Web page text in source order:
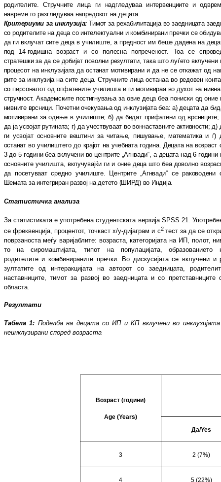
родителите. Стручните лица ги надгледуваа интервенциите и
навреме го разгледуваа напредокот на децата.
Критериуми за инклузија:Тимот за рехабилитација во заедницата
со родителите на деца со интелектуални и комбинирани пречки се
да ги вклучат сите деца в училиште, а предност им беше дадена на деца
под 14-годишна возраст и со полесна попреченост. Тоа се
стратешки за да се добијат поволни резултати, така што луѓето вклучени
процесот на инклузијата да останат мотивирани и да не се откажат од на
рите за инклузија на сите деца. Стручните лица останаа во редовен
со персоналот од опфатените училишта и ги мотивираа во духот на
стручност. Академските постигнувања за овие деца беа пониски од оние
нивните врсници. Почетни очекувања од инклузијата беа: а) децата да
мотивирани за одење в училиште; б) да бидат прифатени од врсниците;
да ја усвојат рутината; г) да учествуваат во воннаставните активности; д)
ги усвојат основните вештини за читање, пишување, математика и ѓ)
останат во училиштето до крајот на учебната година. Децата на возраст
3 до 5 години беа вклучени во центрите „Агнвади“, а децата над 6 години
основните училишта, вклучувајќи ги и оние деца што беа доволно
да посетуваат средно училиште. Центрите „Агнвади“ се раководени
Шемата за интегриран развој на детето (ШИРД) во Индија.
Статистичка анализа
За статистиката е употребена студентската верзија SPSS 21.
се фрек­вен­ци­ја, процентот, точкаст x/y-дијаграм и c2 тест за да се
по­вр­за­нос­та меѓу варијаблите: возраста, категоријата на ИП, полот, ни
то на сиромаштијата, типот на популацијата, образованието
родителите и комбинира­ните пречки. Во дискусијата се вклучени и
зултатите од интеракцијата на авторот со заедницата,
наставниците, тимот за развој во заедницата и со претставниците
областа.
Резултати
Табела 1: Поделба на децата со ИП и КП вклучени во
неинклузирани според возраста
Возраст (години)
Age (Years)
Да/Yes
3 2 (7%)
4 5 (22%)